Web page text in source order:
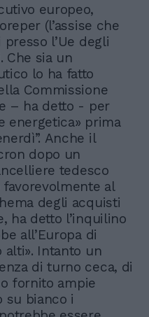
europeo,
(l’assise che
l’Ue degli
Che sia un
lo ha fatto
Commissione
– ha detto - per
energetica» prima
Anche il
dopo un
tedesco
al
degli acquisti
ha detto l’inquilino
all’Europa di
alti». Intanto un
di turno ceca, di
fornito ampie
su bianco i